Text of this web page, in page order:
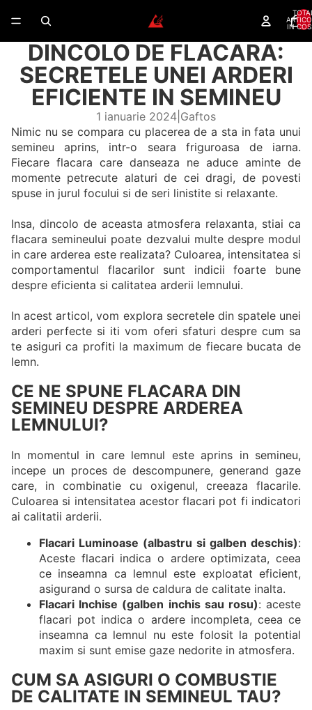
IN
DINCOLO DE FLACARA:
SECRETELE UNEI ARDERI
EFICIENTE IN SEMINEU
1 ianuarie 2024 Gaftos
Nimic nu se compara cu placerea de a sta in fata unui
semineu aprins, intr-o seara friguroasa de iarna.
Fiecare flacara care danseaza ne aduce aminte de
momente petrecute alaturi de cei dragi, de povesti
spuse in jurul focului si de seri linistite si relaxante.
Insa, dincolo de aceasta atmosfera relaxanta, stiai ca
flacara semineului poate dezvalui multe despre modul
in care arderea este realizata? Culoarea, intensitatea si
comportamentul flacarilor sunt indicii foarte bune
despre eficienta si calitatea arderii lemnului.
In acest articol, vom explora secretele din spatele unei
arderi perfecte si iti vom oferi sfaturi despre cum sa
te asiguri ca profiti la maximum de fiecare bucata de
lemn.
CE NE SPUNE FLACARA DIN
SEMINEU DESPRE ARDEREA
LEMNULUI?
In momentul in care lemnul este aprins in semineu,
incepe un proces de descompunere, generand gaze
care, in combinatie cu oxigenul, creeaza flacarile.
Culoarea si intensitatea acestor flacari pot fi indicatori
ai calitatii arderii.
Flacari Luminoase (albastru si galben deschis):
Aceste flacari indica o ardere optimizata, ceea
ce inseamna ca lemnul este exploatat eficient,
asigurand o sursa de caldura de calitate inalta.
Flacari Inchise (galben inchis sau rosu): aceste
flacari pot indica o ardere incompleta, ceea ce
inseamna ca lemnul nu este folosit la potential
maxim si sunt emise gaze nedorite in atmosfera.
CUM SA ASIGURI O COMBUSTIE
DE CALITATE IN SEMINEUL TAU?